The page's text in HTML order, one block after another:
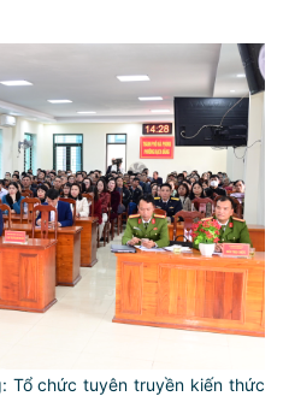
Tổ chức tuyên truyền kiến thức